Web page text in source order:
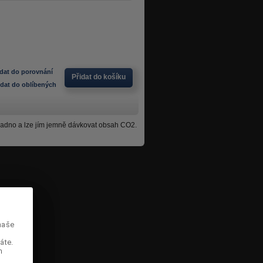
do porovnání
do oblíbených
Přidat do košíku
a lze jím jemně dávkovat obsah CO2.